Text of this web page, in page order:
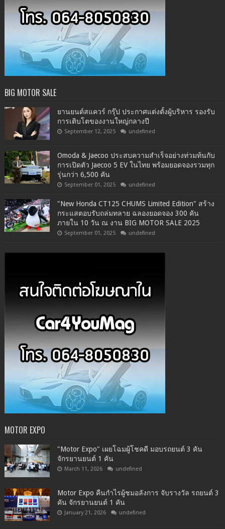
BIG MOTOR SALE
ยานยนต์สแควร์ กรุ๊ป ประกาศแต่งตั้งผู้บริหาร รองรับ
การเติบโตของงานใหญ่กลางปี
September 12, 2025 undefined
Omoda & Jaecoo ประสบความสำเร็จอย่างท่วมท้นกับ
การเปิดตัว Jaecoo 5 EV ในไทย พร้อมยอดจองรวมทุก
รุ่นกว่า 6,500 คัน
September 01, 2025 undefined
"New Honda CT125 CHUMS Limited Edition" สร้าง
กระแสตอบรับถล่มทลาย ฉลองยอดจอง 300 คัน
ภายใน 10 วัน ณ งาน BIG MOTOR SALE 2025
September 01, 2025 undefined
MOTOR EXPO
"Motor Expo" เผยโฉมผู้โชคดี มอบรถยนต์ 3 คัน
จักรยานยนต์ 1 คัน
March 11, 2026 undefined
Motor Expo คืนกำไรผู้ชมอลังการ จับรางวัล รถยนต์ 3
คัน จักรยานยนต์ 1 คัน
January 21, 2026 undefined